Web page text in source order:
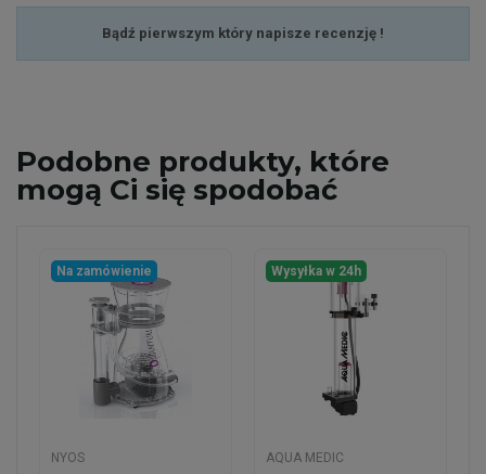
Bądź pierwszym który napisze recenzję !
Podobne produkty, które
mogą Ci się spodobać
Na zamówienie
NYOS
Wysyłka w 24h
AQUA MEDIC